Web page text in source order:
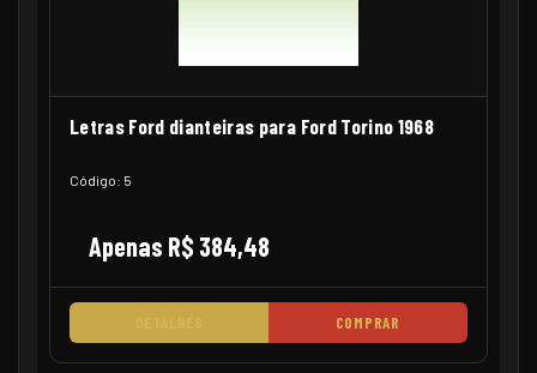
Letras Ford dianteiras para Ford Torino 1968
Código: 5
Apenas R$ 384,48
COMPRAR